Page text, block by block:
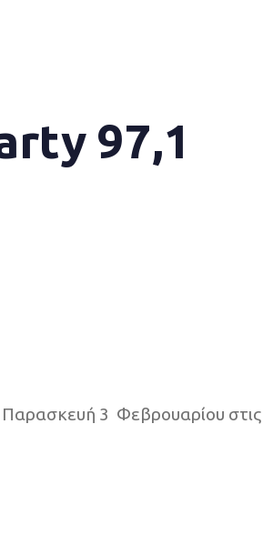
97,1
3 Φεβρουαρίου στις